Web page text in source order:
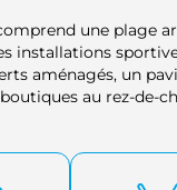
une plage
installations
aménagés, un
au rez-de-